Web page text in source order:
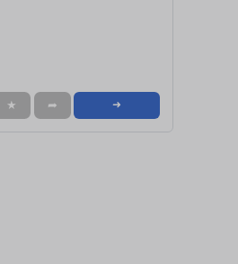
★ ➦ ➜